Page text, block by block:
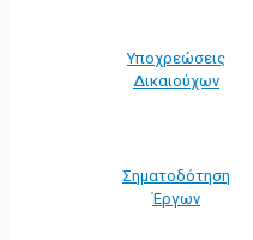
Υποχρεώσεις
Δικαιούχων
Σηματοδότηση
Έργων